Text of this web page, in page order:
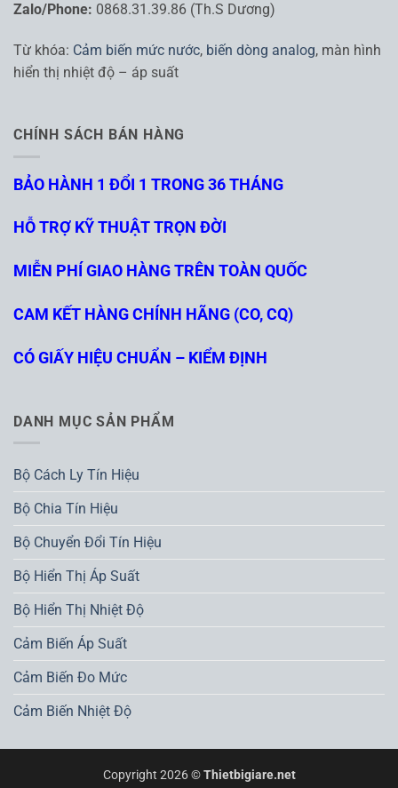
Zalo/Phone: 0868.31.39.86 (Th.S Dương)
Từ khóa: Cảm biến mức nước, biến dòng analog, màn hình
hiển thị nhiệt độ – áp suất
CHÍNH SÁCH BÁN HÀNG
BẢO HÀNH 1 ĐỔI 1 TRONG 36 THÁNG
HỖ TRỢ KỸ THUẬT TRỌN ĐỜI
MIỄN PHÍ GIAO HÀNG TRÊN TOÀN QUỐC
CAM KẾT HÀNG CHÍNH HÃNG (CO, CQ)
CÓ GIẤY HIỆU CHUẨN – KIỂM ĐỊNH
DANH MỤC SẢN PHẨM
Bộ Cách Ly Tín Hiệu
Bộ Chia Tín Hiệu
Bộ Chuyển Đổi Tín Hiệu
Bộ Hiển Thị Áp Suất
Bộ Hiển Thị Nhiệt Độ
Cảm Biến Áp Suất
Cảm Biến Đo Mức
Cảm Biến Nhiệt Độ
Copyright 2026 ©Thietbigiare.net